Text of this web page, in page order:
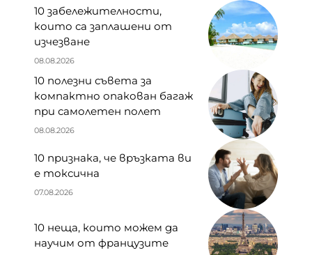
10 забележителности,
които са заплашени от
изчезване
08.08.2026
10 полезни съвета за
компактно опакован багаж
при самолетен полет
08.08.2026
10 признака, че връзката ви
е токсична
07.08.2026
10 неща, които можем да
научим от французите